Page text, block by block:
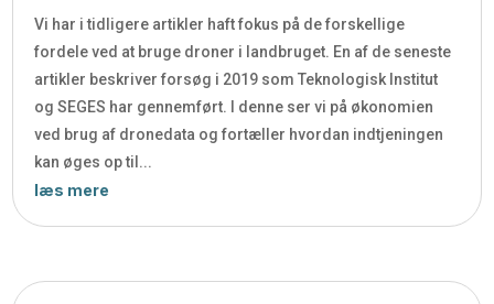
Vi har i tidligere artikler haft fokus på de forskellige
fordele ved at bruge droner i landbruget. En af de seneste
artikler beskriver forsøg i 2019 som Teknologisk Institut
og SEGES har gennemført. I denne ser vi på økonomien
ved brug af dronedata og fortæller hvordan indtjeningen
kan øges op til...
læs mere